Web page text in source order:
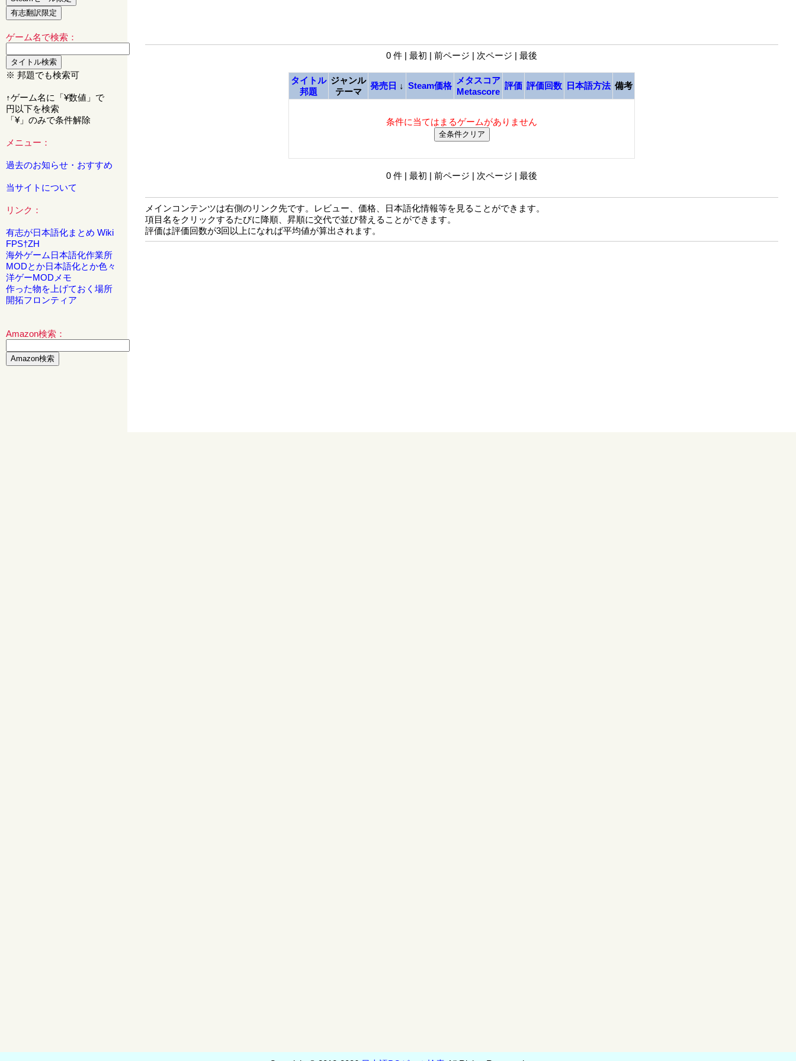
ゲーム名で検索：
※ 邦題でも検索可
↑ゲーム名に「¥数値」で
円以下を検索
「¥」のみで条件解除
メニュー：
過去のお知らせ・おすすめ
当サイトについて
リンク：
有志が日本語化まとめ Wiki
FPS†ZH
海外ゲーム日本語化作業所
MODとか日本語化とか色々
洋ゲーMODメモ
作った物を上げておく場所
開拓フロンティア
Amazon検索：
0 件 | 最初 | 前ページ | 次ページ | 最後
タイトル
邦題
ジャンル
テーマ
発売日 ↓ Steam価格
メタスコア
Metascore
評価 評価回数 日本語方法 備考
条件に当てはまるゲームがありません
0 件 | 最初 | 前ページ | 次ページ | 最後
メインコンテンツは右側のリンク先です。レビュー、価格、日本語化情報等を見ることができます。
項目名をクリックするたびに降順、昇順に交代で並び替えることができます。
評価は評価回数が3回以上になれば平均値が算出されます。